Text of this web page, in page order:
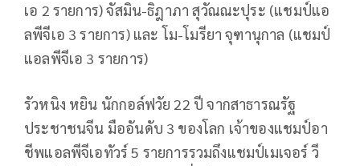
เอ 2 รายการ) จัสมิน-ธิฎาภา สุวัณณะปุระ (แชมป์แอ
ลพีจีเอ 3รายการ) และ โม-โมรียา จุฑานุกาล (แชมป์
แอลพีจีเอ 3 รายการ)
รัวหนิง หยิน นักกอล์ฟวัย 22 ปี จากสาธารณรัฐ
ประชาชนจีน มืออันดับ 3 ของโลก เจ้าของแชมป์อา
ชีพแอลพีจีเอทัวร์ 5 รายการรวมถึงแชมป์เมเจอร์ วี